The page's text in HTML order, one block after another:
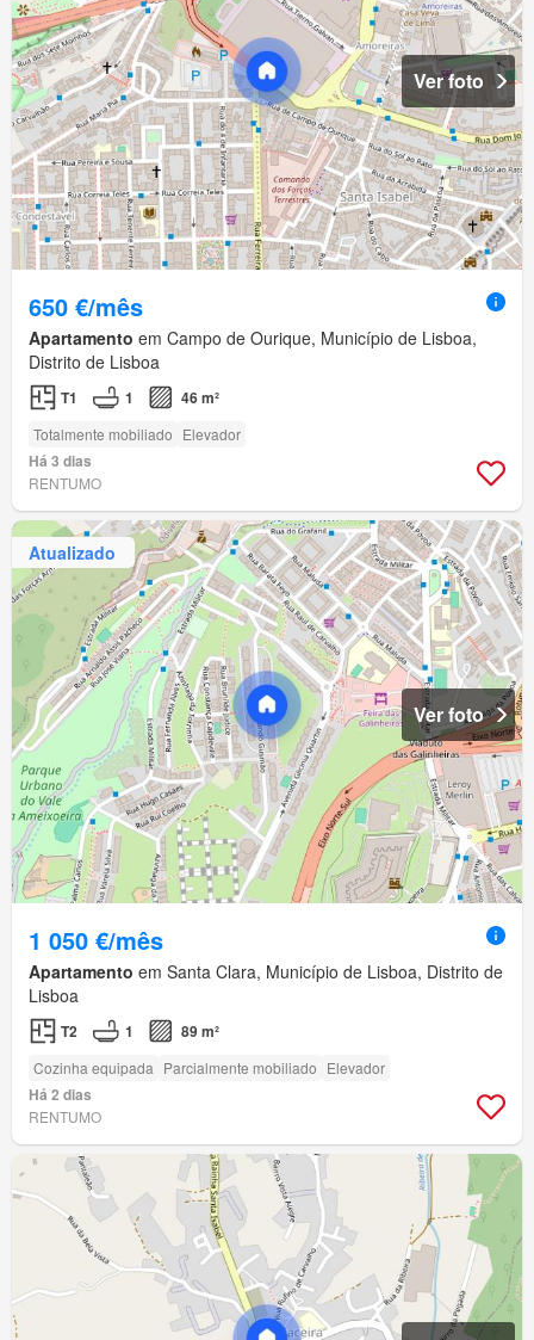
Ver foto
650 €/mês
Apartamento em Campo de Ourique, Município de Lisboa,
Distrito de Lisboa
T1 1 46 m²
Totalmente mobiliado Elevador
Há 3 dias
RENTUMO
Atualizado
Ver foto
1 050 €/mês
Apartamento em Santa Clara, Município de Lisboa, Distrito de
Lisboa
T2 1 89 m²
Cozinha equipada Parcialmente mobiliado Elevador
Há 2 dias
RENTUMO